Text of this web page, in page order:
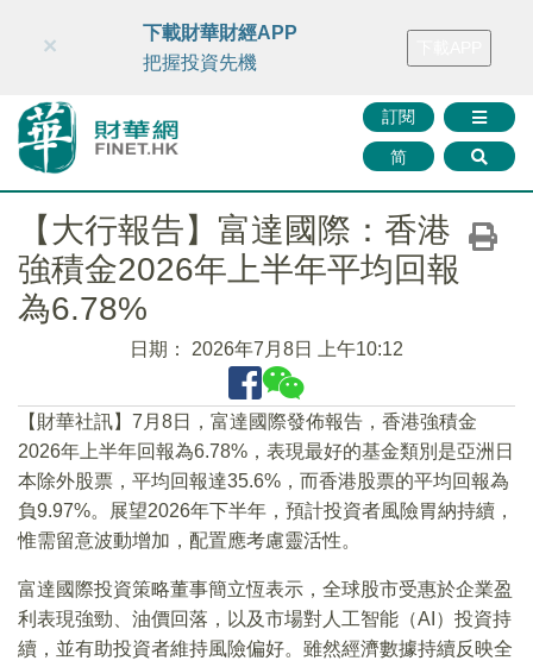
財華智庫網 FINTV FINMETA 財華證券 媒體矩陣
訂閱
简
×
下載財華財經APP
把握投資先機
【大行報告】富達國際：香港
強積金2026年上半年平均回報
為6.78%
日期： 2026年7月8日 上午10:12
【財華社訊】7月8日，富達國際發佈報告，香港強積金
2026年上半年回報為6.78%，表現最好的基金類別是亞洲日
本除外股票，平均回報達35.6%，而香港股票的平均回報為
負9.97%。展望2026年下半年，預計投資者風險胃納持續，
惟需留意波動增加，配置應考慮靈活性。
富達國際投資策略董事簡立恆表示，全球股市受惠於企業盈
利表現強勁、油價回落，以及市場對人工智能（AI）投資持
續，並有助投資者維持風險偏好。雖然經濟數據持續反映全